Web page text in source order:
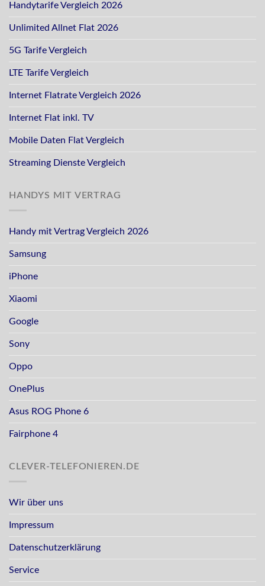
Handytarife Vergleich 2026
Unlimited Allnet Flat 2026
5G Tarife Vergleich
LTE Tarife Vergleich
Internet Flatrate Vergleich 2026
Internet Flat inkl. TV
Mobile Daten Flat Vergleich
Streaming Dienste Vergleich
HANDYS MIT VERTRAG
Handy mit Vertrag Vergleich 2026
Samsung
iPhone
Xiaomi
Google
Sony
Oppo
OnePlus
Asus ROG Phone 6
Fairphone 4
CLEVER-TELEFONIEREN.DE
Wir über uns
Impressum
Datenschutzerklärung
Service